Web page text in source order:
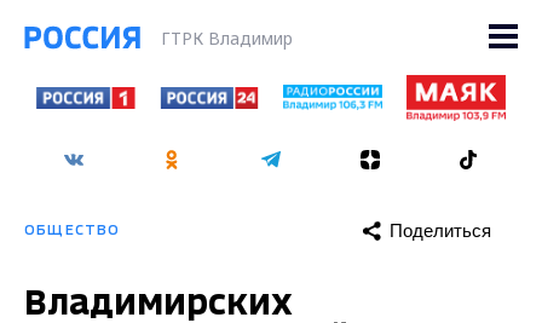
ГТРК Владимир
ОБЩЕСТВО Поделиться
Владимирских